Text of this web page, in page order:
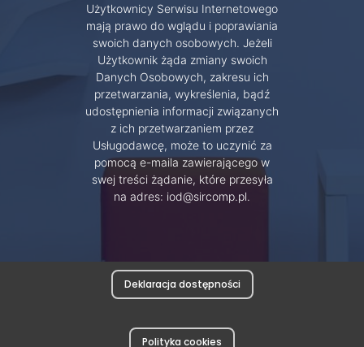
Użytkownicy Serwisu Internetowego
mają prawo do wglądu i poprawiania
swoich danych osobowych. Jeżeli
Użytkownik żąda zmiany swoich
Danych Osobowych, zakresu ich
przetwarzania, wykreślenia, bądź
udostępnienia informacji związanych
z ich przetwarzaniem przez
Usługodawcę, może to uczynić za
pomocą e-maila zawierającego w
swej treści żądanie, które przesyła
na adres: iod@sircomp.pl.
Deklaracja dostępności
Polityka cookies